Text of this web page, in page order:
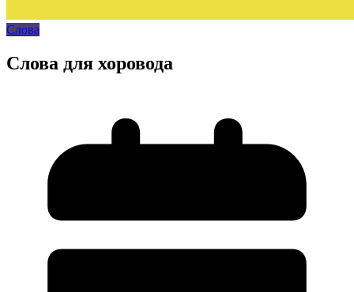
Слова
Слова для хоровода